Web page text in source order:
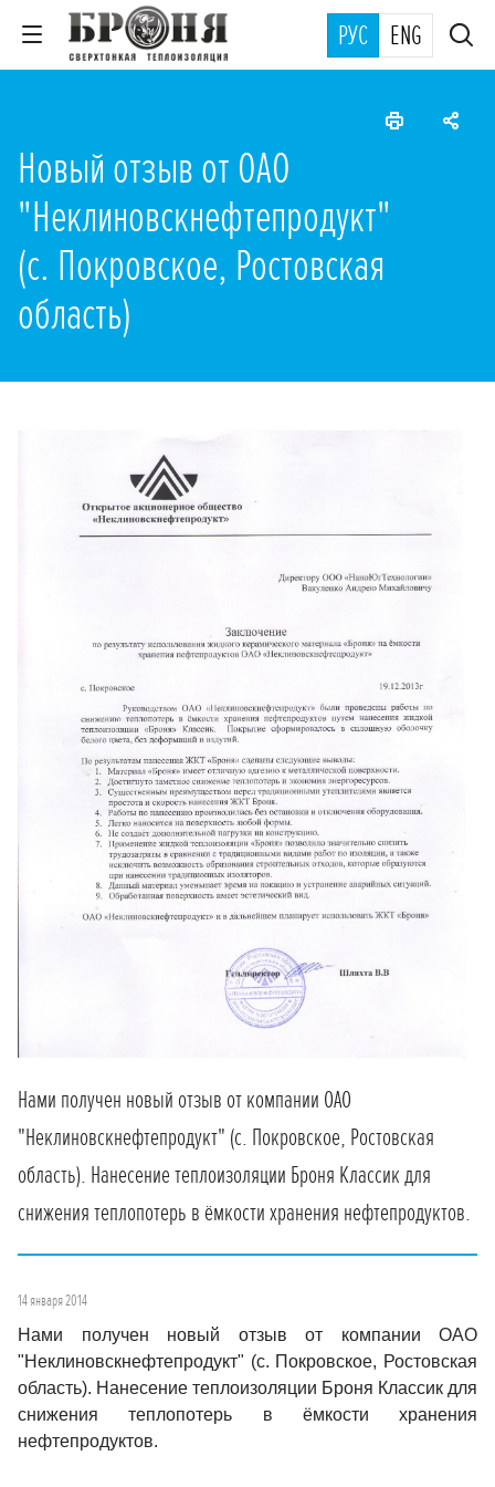
РУС ENG
Новый отзыв от ОАО
"Неклиновскнефтепродукт"
(с. Покровское, Ростовская
область)
Нами получен новый отзыв от компании ОАО
"Неклиновскнефтепродукт" (с. Покровское, Ростовская
область). Нанесение теплоизоляции Броня Классик для
снижения теплопотерь в ёмкости хранения нефтепродуктов.
14 января 2014
Нами получен новый отзыв от компании ОАО
"Неклиновскнефтепродукт" (с. Покровское, Ростовская
область). Нанесение теплоизоляции Броня Классик для
снижения теплопотерь в ёмкости хранения
нефтепродуктов.